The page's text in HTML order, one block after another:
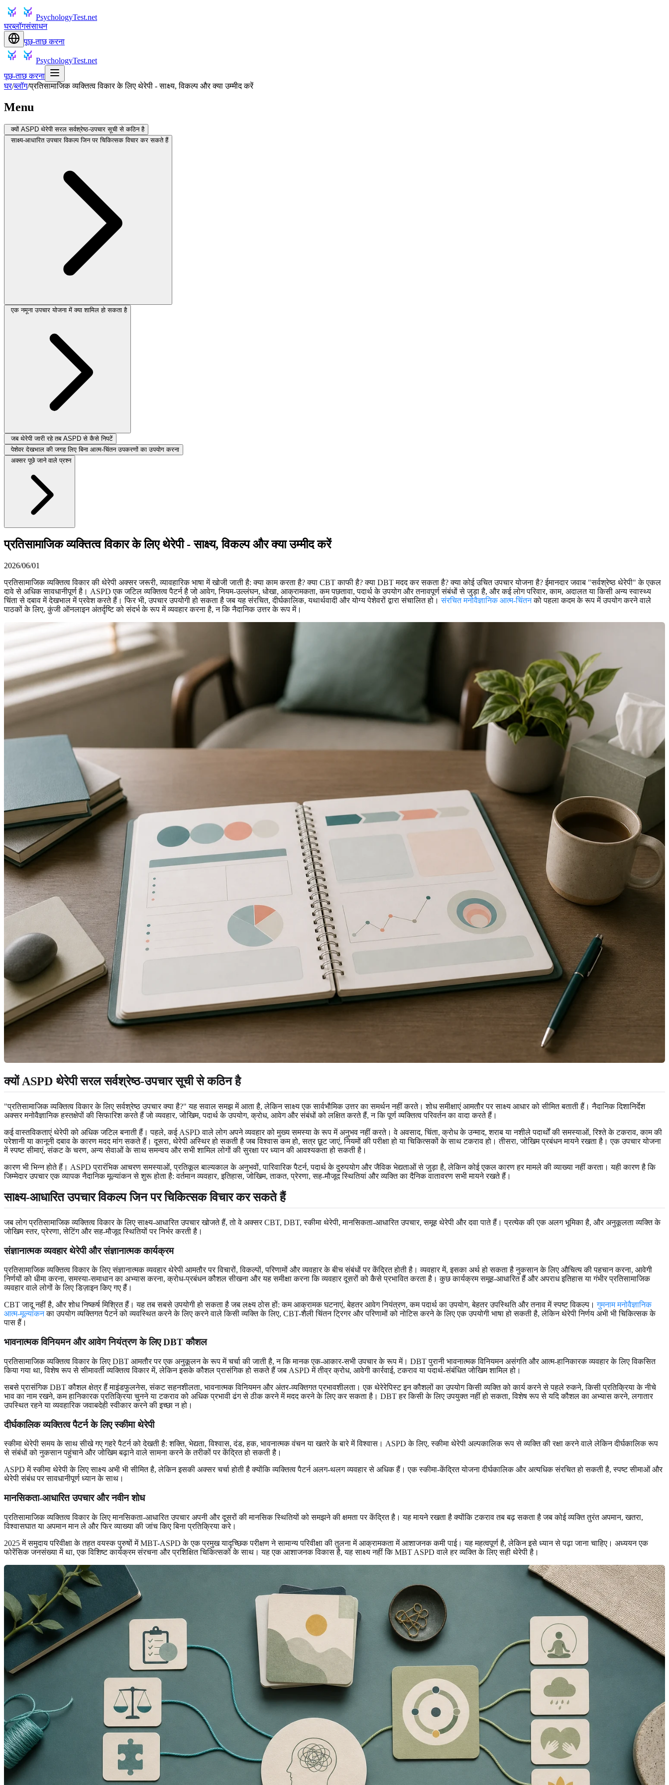
PsychologyTest.net
घरब्लॉगसंसाधन
पूछ-ताछ करना
PsychologyTest.net
पूछ-ताछ करना
घर/ब्लॉग/प्रतिसामाजिक व्यक्तित्व विकार के लिए थेरेपी - साक्ष्य, विकल्प और क्या उम्मीद करें
Menu
क्यों ASPD थेरेपी सरल सर्वश्रेष्ठ-उपचार सूची से कठिन है
साक्ष्य-आधारित उपचार विकल्प जिन पर चिकित्सक विचार कर सकते हैं
एक नमूना उपचार योजना में क्या शामिल हो सकता है
जब थेरेपी जारी रहे तब ASPD से कैसे निपटें
पेशेवर देखभाल की जगह लिए बिना आत्म-चिंतन उपकरणों का उपयोग करना
अक्सर पूछे जाने वाले प्रश्न
प्रतिसामाजिक व्यक्तित्व विकार के लिए थेरेपी - साक्ष्य, विकल्प और क्या उम्मीद करें
2026/06/01
प्रतिसामाजिक व्यक्तित्व विकार की थेरेपी अक्सर जरूरी, व्यावहारिक भाषा में खोजी जाती है: क्या काम करता है? क्या CBT काफी है? क्या DBT मदद कर सकता है? क्या कोई उचित उपचार योजना है? ईमानदार जवाब "सर्वश्रेष्ठ थेरेपी" के एकल
दावे से अधिक सावधानीपूर्ण है। ASPD एक जटिल व्यक्तित्व पैटर्न है जो आवेग, नियम-उल्लंघन, धोखा, आक्रामकता, कम पछतावा, पदार्थ के उपयोग और तनावपूर्ण संबंधों से जुड़ा है, और कई लोग परिवार, काम, अदालत या किसी अन्य स्वास्थ्य
चिंता से दबाव में देखभाल में प्रवेश करते हैं। फिर भी, उपचार उपयोगी हो सकता है जब यह संरचित, दीर्घकालिक, यथार्थवादी और योग्य पेशेवरों द्वारा संचालित हो।संरचित मनोवैज्ञानिक आत्म-चिंतनको पहला कदम के रूप में उपयोग करने वाले
पाठकों के लिए, कुंजी ऑनलाइन अंतर्दृष्टि को संदर्भ के रूप में व्यवहार करना है, न कि नैदानिक उत्तर के रूप में।
क्यों ASPD थेरेपी सरल सर्वश्रेष्ठ-उपचार सूची से कठिन है
"प्रतिसामाजिक व्यक्तित्व विकार के लिए सर्वश्रेष्ठ उपचार क्या है?" यह सवाल समझ में आता है, लेकिन साक्ष्य एक सार्वभौमिक उत्तर का समर्थन नहीं करते। शोध समीक्षाएं आमतौर पर साक्ष्य आधार को सीमित बताती हैं। नैदानिक दिशानिर्देश
अक्सर मनोवैज्ञानिक हस्तक्षेपों की सिफारिश करते हैं जो व्यवहार, जोखिम, पदार्थ के उपयोग, क्रोध, आवेग और संबंधों को लक्षित करते हैं, न कि पूर्ण व्यक्तित्व परिवर्तन का वादा करते हैं।
कई वास्तविकताएं थेरेपी को अधिक जटिल बनाती हैं। पहले, कई ASPD वाले लोग अपने व्यवहार को मुख्य समस्या के रूप में अनुभव नहीं करते। वे अवसाद, चिंता, क्रोध के उन्माद, शराब या नशीले पदार्थों की समस्याओं, रिश्ते के टकराव, काम की
परेशानी या कानूनी दबाव के कारण मदद मांग सकते हैं। दूसरा, थेरेपी अस्थिर हो सकती है जब विश्वास कम हो, सत्र छूट जाएं, नियमों की परीक्षा हो या चिकित्सकों के साथ टकराव हो। तीसरा, जोखिम प्रबंधन मायने रखता है। एक उपचार योजना
में स्पष्ट सीमाएं, संकट के चरण, अन्य सेवाओं के साथ समन्वय और सभी शामिल लोगों की सुरक्षा पर ध्यान की आवश्यकता हो सकती है।
कारण भी भिन्न होते हैं। ASPD प्रारंभिक आचरण समस्याओं, प्रतिकूल बाल्यकाल के अनुभवों, पारिवारिक पैटर्न, पदार्थ के दुरुपयोग और जैविक भेद्यताओं से जुड़ा है, लेकिन कोई एकल कारण हर मामले की व्याख्या नहीं करता। यही कारण है कि
जिम्मेदार उपचार एक व्यापक नैदानिक मूल्यांकन से शुरू होता है: वर्तमान व्यवहार, इतिहास, जोखिम, ताकत, प्रेरणा, सह-मौजूद स्थितियां और व्यक्ति का दैनिक वातावरण सभी मायने रखते हैं।
साक्ष्य-आधारित उपचार विकल्प जिन पर चिकित्सक विचार कर सकते हैं
जब लोग प्रतिसामाजिक व्यक्तित्व विकार के लिए साक्ष्य-आधारित उपचार खोजते हैं, तो वे अक्सर CBT, DBT, स्कीमा थेरेपी, मानसिकता-आधारित उपचार, समूह थेरेपी और दवा पाते हैं। प्रत्येक की एक अलग भूमिका है, और अनुकूलता व्यक्ति के
जोखिम स्तर, प्रेरणा, सेटिंग और सह-मौजूद स्थितियों पर निर्भर करती है।
संज्ञानात्मक व्यवहार थेरेपी और संज्ञानात्मक कार्यक्रम
प्रतिसामाजिक व्यक्तित्व विकार के लिए संज्ञानात्मक व्यवहार थेरेपी आमतौर पर विचारों, विकल्पों, परिणामों और व्यवहार के बीच संबंधों पर केंद्रित होती है। व्यवहार में, इसका अर्थ हो सकता है नुकसान के लिए औचित्य की पहचान करना, आवेगी
निर्णयों को धीमा करना, समस्या-समाधान का अभ्यास करना, क्रोध-प्रबंधन कौशल सीखना और यह समीक्षा करना कि व्यवहार दूसरों को कैसे प्रभावित करता है। कुछ कार्यक्रम समूह-आधारित हैं और अपराध इतिहास या गंभीर प्रतिसामाजिक
व्यवहार वाले लोगों के लिए डिज़ाइन किए गए हैं।
CBT जादू नहीं है, और शोध निष्कर्ष मिश्रित हैं। यह तब सबसे उपयोगी हो सकता है जब लक्ष्य ठोस हों: कम आक्रामक घटनाएं, बेहतर आवेग नियंत्रण, कम पदार्थ का उपयोग, बेहतर उपस्थिति और तनाव में स्पष्ट विकल्प।गुमनाम मनोवैज्ञानिक
आत्म-मूल्यांकनका उपयोग व्यक्तिगत पैटर्न को व्यवस्थित करने के लिए करने वाले किसी व्यक्ति के लिए, CBT-शैली चिंतन ट्रिगर और परिणामों को नोटिस करने के लिए एक उपयोगी भाषा हो सकती है, लेकिन थेरेपी निर्णय अभी भी चिकित्सक के
पास हैं।
भावनात्मक विनियमन और आवेग नियंत्रण के लिए DBT कौशल
प्रतिसामाजिक व्यक्तित्व विकार के लिए DBT आमतौर पर एक अनुकूलन के रूप में चर्चा की जाती है, न कि मानक एक-आकार-सभी उपचार के रूप में। DBT पुरानी भावनात्मक विनियमन असंगति और आत्म-हानिकारक व्यवहार के लिए विकसित
किया गया था, विशेष रूप से सीमावर्ती व्यक्तित्व विकार में, लेकिन इसके कौशल प्रासंगिक हो सकते हैं जब ASPD में तीव्र क्रोध, आवेगी कार्रवाई, टकराव या पदार्थ-संबंधित जोखिम शामिल हो।
सबसे प्रासंगिक DBT कौशल क्षेत्र हैं माइंडफुलनेस, संकट सहनशीलता, भावनात्मक विनियमन और अंतर-व्यक्तिगत प्रभावशीलता। एक थेरेरेपिस्ट इन कौशलों का उपयोग किसी व्यक्ति को कार्य करने से पहले रुकने, किसी प्रतिक्रिया के नीचे
भाव का नाम रखने, कम हानिकारक प्रतिक्रिया चुनने या टकराव को अधिक प्रभावी ढंग से ठीक करने में मदद करने के लिए कर सकता है। DBT हर किसी के लिए उपयुक्त नहीं हो सकता, विशेष रूप से यदि कौशल का अभ्यास करने, लगातार
उपस्थित रहने या व्यवहारिक जवाबदेही स्वीकार करने की इच्छा न हो।
दीर्घकालिक व्यक्तित्व पैटर्न के लिए स्कीमा थेरेपी
स्कीमा थेरेपी समय के साथ सीखे गए गहरे पैटर्न को देखती है: शक्ति, भेद्यता, विश्वास, दंड, हक, भावनात्मक वंचन या खतरे के बारे में विश्वास। ASPD के लिए, स्कीमा थेरेपी अल्पकालिक रूप से व्यक्ति की रक्षा करने वाले लेकिन दीर्घकालिक रूप
से संबंधों को नुकसान पहुंचाने और जोखिम बढ़ाने वाले सामना करने के तरीकों पर केंद्रित हो सकती है।
ASPD में स्कीमा थेरेपी के लिए साक्ष्य अभी भी सीमित है, लेकिन इसकी अक्सर चर्चा होती है क्योंकि व्यक्तित्व पैटर्न अलग-थलग व्यवहार से अधिक हैं। एक स्कीमा-केंद्रित योजना दीर्घकालिक और अत्यधिक संरचित हो सकती है, स्पष्ट सीमाओं और
थेरेपी संबंध पर सावधानीपूर्ण ध्यान के साथ।
मानसिकता-आधारित उपचार और नवीन शोध
प्रतिसामाजिक व्यक्तित्व विकार के लिए मानसिकता-आधारित उपचार अपनी और दूसरों की मानसिक स्थितियों को समझने की क्षमता पर केंद्रित है। यह मायने रखता है क्योंकि टकराव तब बढ़ सकता है जब कोई व्यक्ति तुरंत अपमान, खतरा,
विश्वासघात या अपमान मान ले और फिर व्याख्या की जांच किए बिना प्रतिक्रिया करे।
2025 में समुदाय परिवीक्षा के तहत वयस्क पुरुषों में MBT-ASPD के एक प्रमुख यादृच्छिक परीक्षण ने सामान्य परिवीक्षा की तुलना में आक्रामकता में आशाजनक कमी पाई। यह महत्वपूर्ण है, लेकिन इसे ध्यान से पढ़ा जाना चाहिए। अध्ययन एक
फोरेंसिक जनसंख्या में था, एक विशिष्ट कार्यक्रम संरचना और प्रशिक्षित चिकित्सकों के साथ। यह एक आशाजनक विकास है, यह साक्ष्य नहीं कि MBT ASPD वाले हर व्यक्ति के लिए सही थेरेपी है।